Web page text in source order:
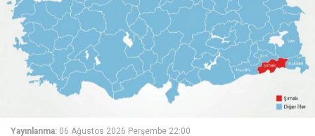
Yayınlanma: 06 Ağustos 2026 Perşembe 22:00